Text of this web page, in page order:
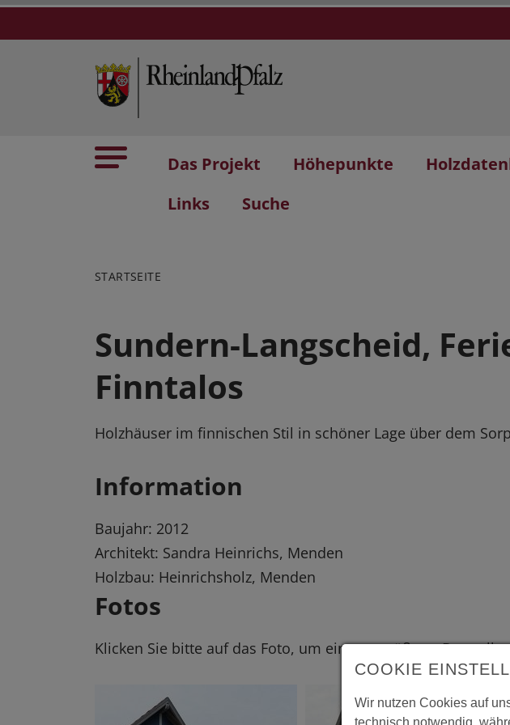
Das Projekt Höhepunkte
Links
Suche
STARTSEITE
Sundern-Langscheid,
Finntalos
Holzhäuser im finnischen Stil in schöner Lage über dem
Information
Baujahr: 2012
Architekt: Sandra Heinrichs, Menden
Holzbau: Heinrichsholz, Menden
Fotos
Klicken Sie bitte auf das Foto, um eine vergrößerte
COOKIE
Wir nutzen Cookies auf
technisch notwendig,